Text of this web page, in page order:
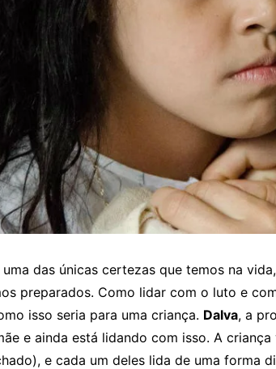
das únicas certezas que temos na
preparados. Como lidar com o luto e
isso seria para uma criança. Dalva, a
e ainda está lidando com isso. A
e cada um deles lida de uma forma